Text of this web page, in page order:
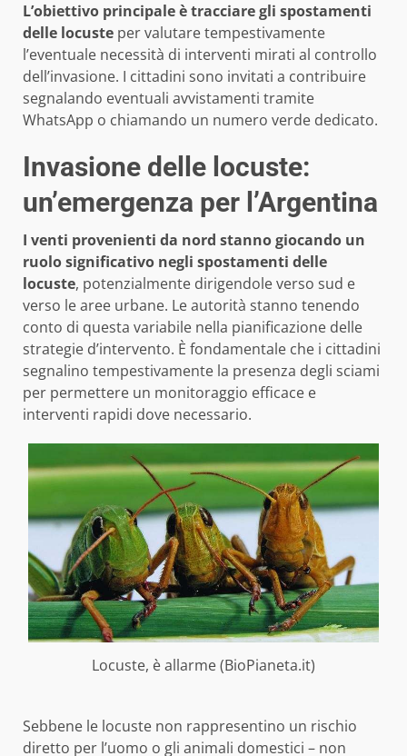
L’obiettivo principale è tracciare gli spostamenti
delle locuste per valutare tempestivamente
l’eventuale necessità di interventi mirati al controllo
dell’invasione. I cittadini sono invitati a contribuire
segnalando eventuali avvistamenti tramite
WhatsApp o chiamando un numero verde dedicato.
Invasione delle locuste:
un’emergenza per l’Argentina
I venti provenienti da nord stanno giocando un
ruolo significativo negli spostamenti delle
locuste, potenzialmente dirigendole verso sud e
verso le aree urbane. Le autorità stanno tenendo
conto di questa variabile nella pianificazione delle
strategie d’intervento. È fondamentale che i cittadini
segnalino tempestivamente la presenza degli sciami
per permettere un monitoraggio efficace e
interventi rapidi dove necessario.
Locuste, è allarme (BioPianeta.it)
Sebbene le locuste non rappresentino un rischio
diretto per l’uomo o gli animali domestici – non